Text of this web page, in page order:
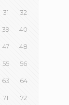
31 32
39 40
47 48
55 56
63 64
71 72